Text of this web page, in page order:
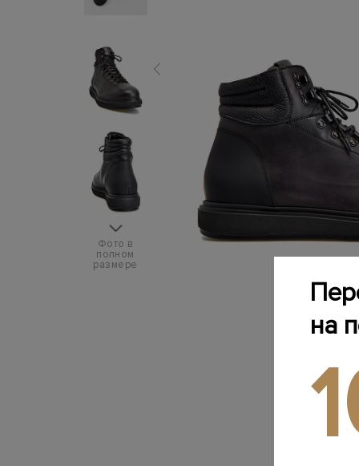
Фото в
полном
размере
на